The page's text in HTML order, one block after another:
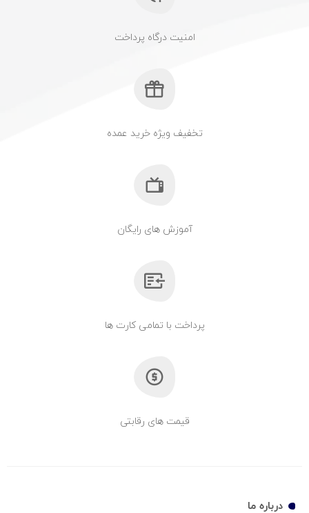
امنیت درگاه پرداخت
تخفیف ویژه خرید عمده
آموزش های رایگان
پرداخت با تمامی کارت ها
قیمت های رقابتی
درباره ما